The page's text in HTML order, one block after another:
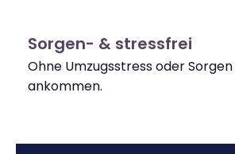
Sorgen- & stressfrei
Ohne Umzugsstress oder
ankommen.